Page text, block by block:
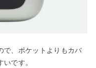
で、ポケットよりもカバ
です。